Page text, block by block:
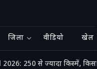
जिला वीडियो खेल
250 से ज्यादा किस्में,